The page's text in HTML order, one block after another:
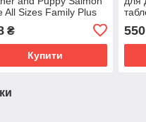
All Sizes Family Plus
з лососем 3кг
₴
Купити
550